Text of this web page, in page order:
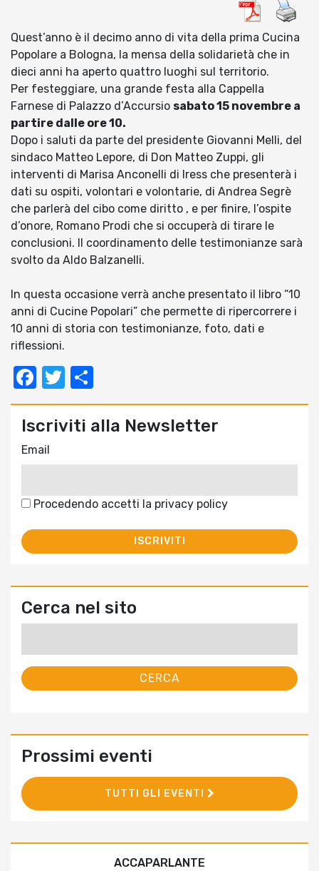
Quest’anno è il decimo anno di vita della prima Cucina
Popolare a Bologna, la mensa della solidarietà che in
dieci anni ha aperto quattro luoghi sul territorio.
Per festeggiare, una grande festa alla Cappella
Farnese di Palazzo d’Accursio sabato 15 novembre a
partire dalle ore 10.
Dopo i saluti da parte del presidente Giovanni Melli, del
sindaco Matteo Lepore, di Don Matteo Zuppi, gli
interventi di Marisa Anconelli di Iress che presenterà i
dati su ospiti, volontari e volontarie, di Andrea Segrè
che parlerà del cibo come diritto , e per finire, l’ospite
d’onore, Romano Prodi che si occuperà di tirare le
conclusioni. Il coordinamento delle testimonianze sarà
svolto da Aldo Balzanelli.
In questa occasione verrà anche presentato il libro “10
anni di Cucine Popolari” che permette di ripercorrere i
10 anni di storia con testimonianze, foto, dati e
riflessioni.
Facebook
Twitter
Iscriviti alla Newsletter
Email
Procedendo accetti la privacy policy
Cerca nel sito
Prossimi eventi
TUTTI GLI EVENTI
ACCAPARLANTE